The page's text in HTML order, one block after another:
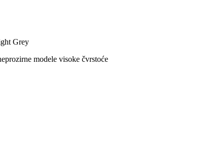
Grey
modele visoke čvrstoće